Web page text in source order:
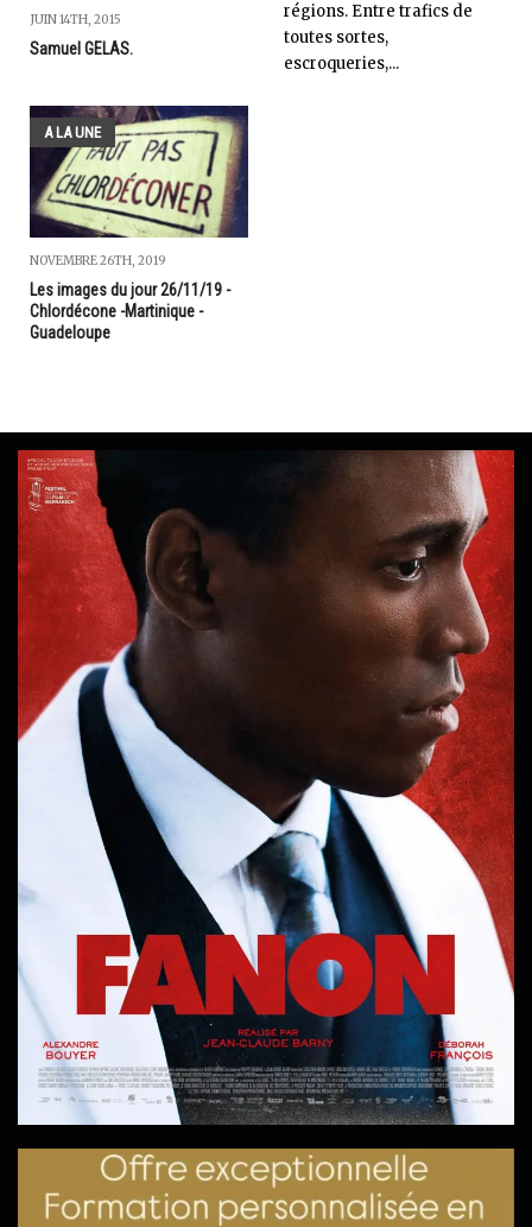
JUIN 14TH, 2015
Samuel GELAS.
régions. Entre trafics de
toutes sortes,
escroqueries,...
A LA UNE
NOVEMBRE 26TH, 2019
Les images du jour 26/11/19 -
Chlordécone -Martinique -
Guadeloupe